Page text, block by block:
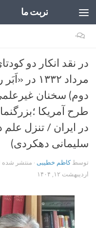
تربت ما
۰
مرداد
دوم) سخنان
طرح آمریکا
در ایران / تنزل علم
سلیمانی دهکردی)
توسطکاظم خطیبی · منتشر شده
اردیبهشت ۱۲, ۱۴۰۴